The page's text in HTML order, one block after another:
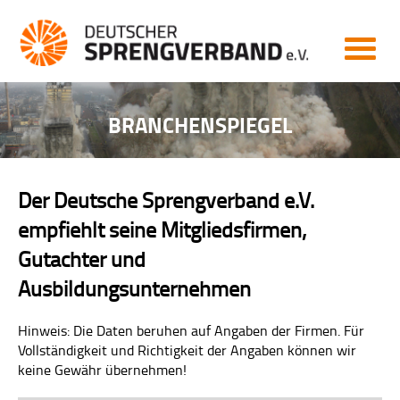
START
NEWS
AKTUELL
VERBAND
ZIELE
LEISTUNGEN
VORSTAND
BRANCHENSPIEGEL
Der Deutsche Sprengverband e.V.
empfiehlt seine Mitgliedsfirmen,
Gutachter und
Ausbildungsunternehmen
Hinweis: Die Daten beruhen auf Angaben der Firmen. Für
Vollständigkeit und Richtigkeit der Angaben können wir
keine Gewähr übernehmen!